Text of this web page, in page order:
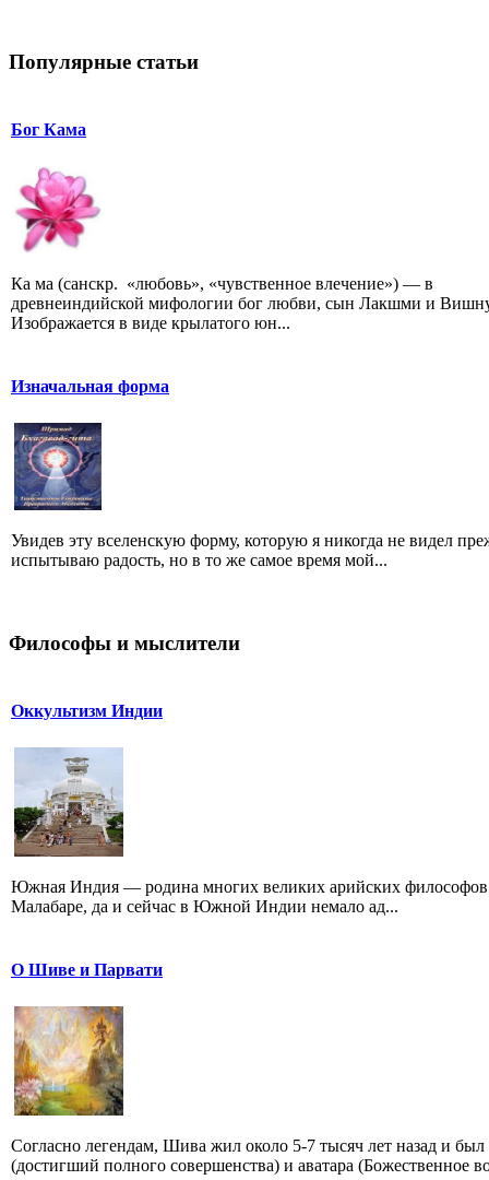
Популярные статьи
Бог Кама
Ка ма (санскр. «любовь», «чувственное влечение») — в
древнеиндийской мифологии бог любви, сын Лакшми и
Изображается в виде крылатого юн...
Изначальная форма
Увидев эту вселенскую форму, которую я никогда не видел
испытываю радость, но в то же самое время мой...
Философы и мыслители
Оккультизм Индии
Южная Индия — родина многих великих арийских
Малабаре, да и сейчас в Южной Индии немало ад...
О Шиве и Парвати
Согласно легендам, Шива жил около 5-7 тысяч лет назад и
(достигший полного совершенства) и аватара (Божественное